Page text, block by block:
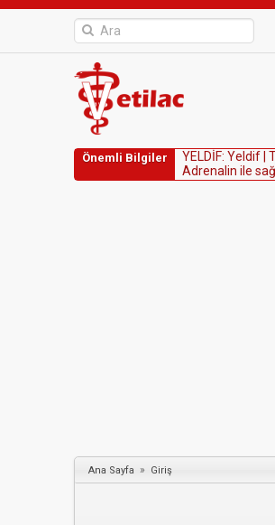
Önemli Bilgiler YELDİF: Ye dif
Adrena in i e sağ
Ana Sayfa » Giriş